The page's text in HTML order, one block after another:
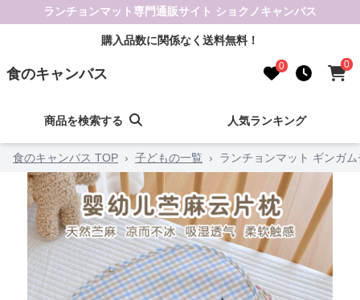
ランチョンマット専門通販サイト ショクノキャンバス
購入品数に関係なく送料無料！
食のキャンバス 0 0
商品を検索する 人気ランキング
食のキャンバス TOP › 子どもの一覧 › ランチョンマット ギンガ